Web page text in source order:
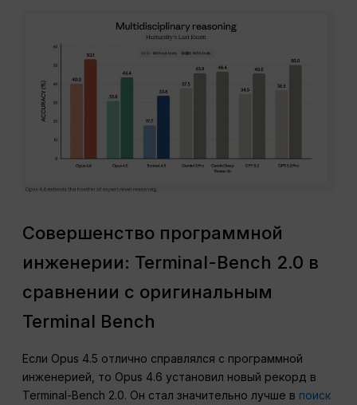
Совершенство программной
инженерии: Terminal-Bench 2.0 в
сравнении с оригинальным
Terminal Bench
Если Opus 4.5 отлично справлялся с программной
инженерией, то Opus 4.6 установил новый рекорд в
Terminal-Bench 2.0. Он стал значительно лучше в поиск